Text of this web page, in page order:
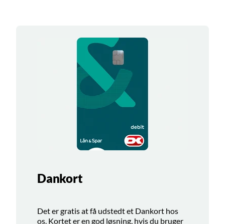
Dankort
Det er gratis at få udstedt et Dankort hos
os. Kortet er en god løsning, hvis du bruger